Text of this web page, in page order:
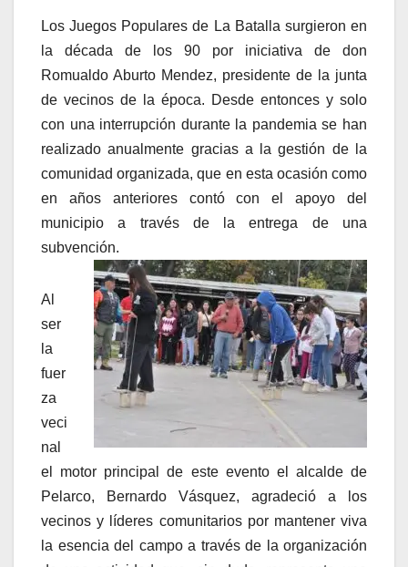
Los Juegos Populares de La Batalla surgieron en
la década de los 90 por iniciativa de don
Romualdo Aburto Mendez, presidente de la junta
de vecinos de la época. Desde entonces y solo
con una interrupción durante la pandemia se han
realizado anualmente gracias a la gestión de la
comunidad organizada, que en esta ocasión como
en años anteriores contó con el apoyo del
municipio a través de la entrega de una
subvención.
Al
ser
la
fuer
za
veci
nal
el motor principal de este evento el alcalde de
Pelarco, Bernardo Vásquez, agradeció a los
vecinos y líderes comunitarios por mantener viva
la esencia del campo a través de la organización